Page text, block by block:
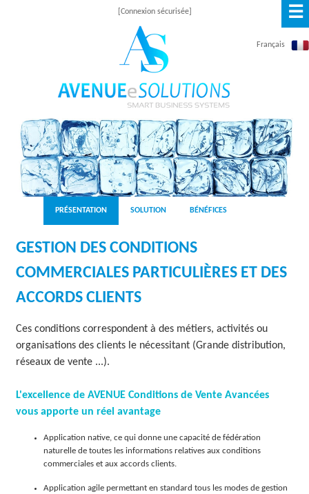
A
V
E
N
U
E
E
S
O
L
T
O
[Connexion sécurisée]
Français
PRÉSENTATION SOLUTION BÉNÉFICES
GESTION DES CONDITIONS
COMMERCIALES PARTICULIÈRES ET DES
ACCORDS CLIENTS
Ces conditions correspondent à des métiers, activités ou
organisations des clients le nécessitant (Grande distribution,
réseaux de vente ...).
L'excellence de AVENUE Conditions de Vente Avancées
vous apporte un réel avantage
Application native, ce qui donne une capacité de fédération
naturelle de toutes les informations relatives aux conditions
commerciales et aux accords clients.
Application agile permettant en standard tous les modes de gestion
☰